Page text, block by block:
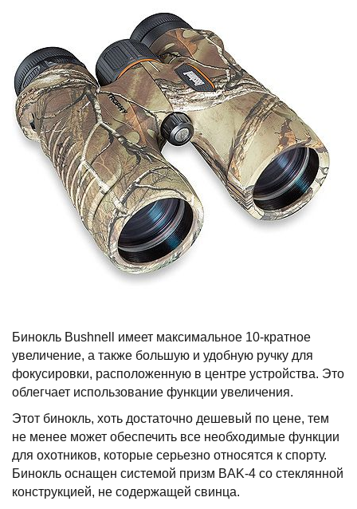
Бинокль Bushnell имеет максимальное 10-кратное
увеличение, а также большую и удобную ручку для
фокусировки, расположенную в центре устройства. Это
облегчает использование функции увеличения.
Этот бинокль, хоть достаточно дешевый по цене, тем
не менее может обеспечить все необходимые функции
для охотников, которые серьезно относятся к спорту.
Бинокль оснащен системой призм BAK-4 со стеклянной
конструкцией, не содержащей свинца.